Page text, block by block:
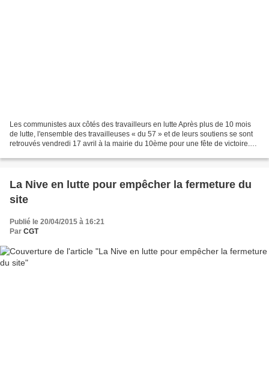
Les communistes aux côtés des travailleurs en lutte Après plus de 10 mois
de lutte, l'ensemble des travailleuses « du 57 » et de leurs soutiens se sont
retrouvés vendredi 17 avril à la mairie du 10ème pour une fête de victoire.
La Nive en lutte pour empêcher la fermeture du
site
Publié le 20/04/2015 à 16:21
Par CGT